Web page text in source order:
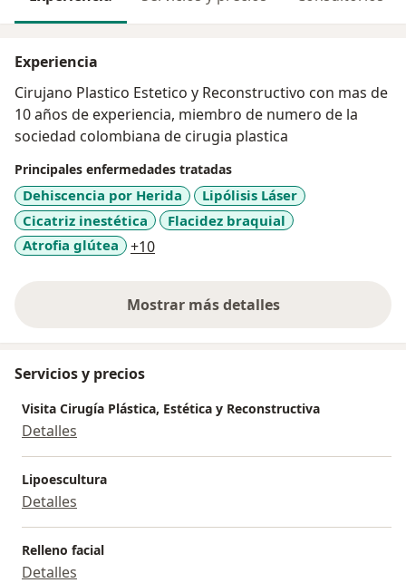
Experiencia
Cirujano Plastico Estetico y Reconstructivo con mas de
10 años de experiencia, miembro de numero de la
sociedad colombiana de cirugia plastica
Principales enfermedades tratadas
Dehiscencia por Herida
Lipólisis Láser
Cicatriz inestética
Flacidez braquial
Atrofia glútea
+10a11y_sr_more_diseases
Mostrar más detalles
sobre la experiencia
Servicios y precios
Visita Cirugía Plástica, Estética y Reconstructiva
Detalles
Lipoescultura
Detalles
Relleno facial
Detalles